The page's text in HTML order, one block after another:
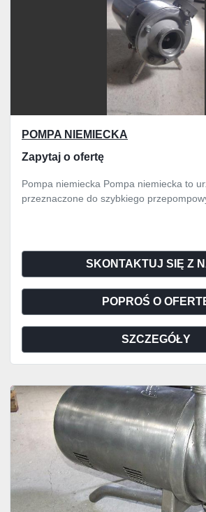
POMPA NIEMIECKA
Zapytaj o ofertę
Pompa niemiecka Pompa niemiecka to
przeznaczone do szybkiego
SKONTAKTUJ SIĘ Z
POPROŚ O
SZCZEGÓŁY